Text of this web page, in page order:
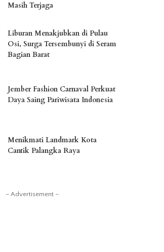
Masih Terjaga
Liburan Menakjubkan di Pulau
Osi, Surga Tersembunyi di Seram
Bagian Barat
Jember Fashion Carnaval Perkuat
Daya Saing Pariwisata Indonesia
Menikmati Landmark Kota
Cantik Palangka Raya
– Advertisement –